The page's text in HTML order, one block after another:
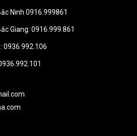
Ninh 0916.999861
Giang: 0916.999.861
0936.992.106